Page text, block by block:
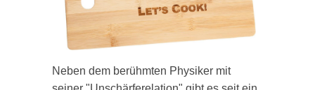
Neben dem berühmten Physiker mit